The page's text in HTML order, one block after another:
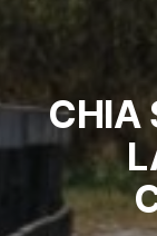
CHIA